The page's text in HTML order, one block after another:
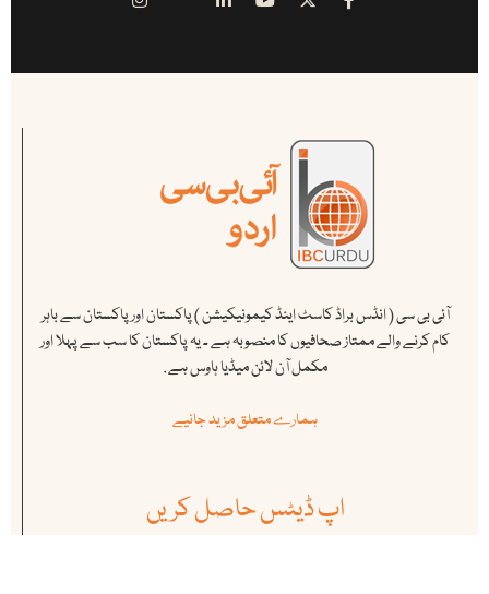
آئی بی سی ( انڈس براڈ کاسٹ اینڈ کیمونیکیشن ) پاکستان اور پاکستان سے باہر
کام کرنے والے ممتاز صحافیوں کا منصوبہ ہے ۔ یہ پاکستان کا سب سے پہلا اور
مکمل آن لائن میڈیا ہاوس ہے .
ہمارے متعلق مزید جانیے
اپ ڈیٹس حاصل کریں